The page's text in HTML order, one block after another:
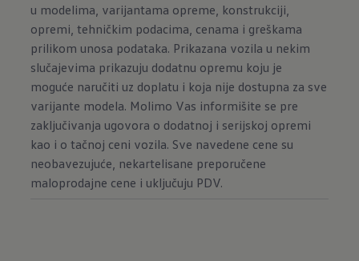
u modelima, varijantama opreme, konstrukciji,
opremi, tehničkim podacima, cenama i greškama
prilikom unosa podataka. Prikazana vozila u nekim
slučajevima prikazuju dodatnu opremu koju je
moguće naručiti uz doplatu i koja nije dostupna za sve
varijante modela. Molimo Vas informišite se pre
zaključivanja ugovora o dodatnoj i serijskoj opremi
kao i o tačnoj ceni vozila. Sve navedene cene su
neobavezujuće, nekartelisane preporučene
maloprodajne cene i uključuju PDV.